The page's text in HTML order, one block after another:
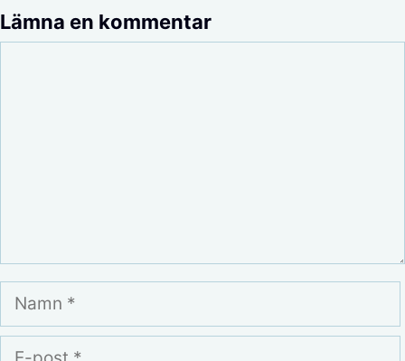
Lämna en kommentar
Namn
E-